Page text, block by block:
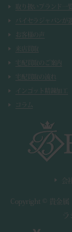
取り扱いブランド一覧
バイセラジャパンが
お客様の声
来店買取
宅配買取のご案内
宅配買取の流れ
インゴット精錬加工
コラム
会
Copyright ©
貴金
東京